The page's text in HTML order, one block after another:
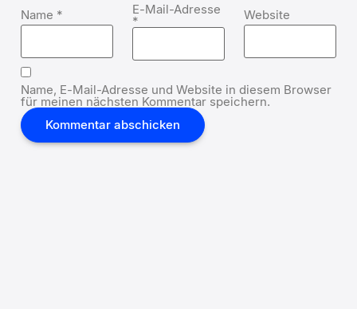
Name * E-Mail-Adresse
* Website
Name, E-Mail-Adresse und Website in diesem Browser
für meinen nächsten Kommentar speichern.